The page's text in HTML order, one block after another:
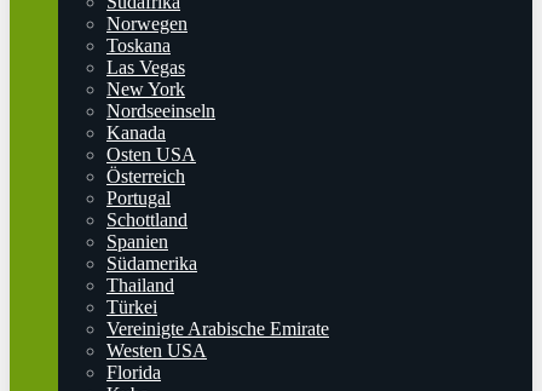
Norwegen
Toskana
Las Vegas
New York
Nordseeinseln
Kanada
Osten USA
Österreich
Portugal
Schottland
Spanien
Südamerika
Thailand
Türkei
Vereinigte Arabische Emirate
Westen USA
Florida